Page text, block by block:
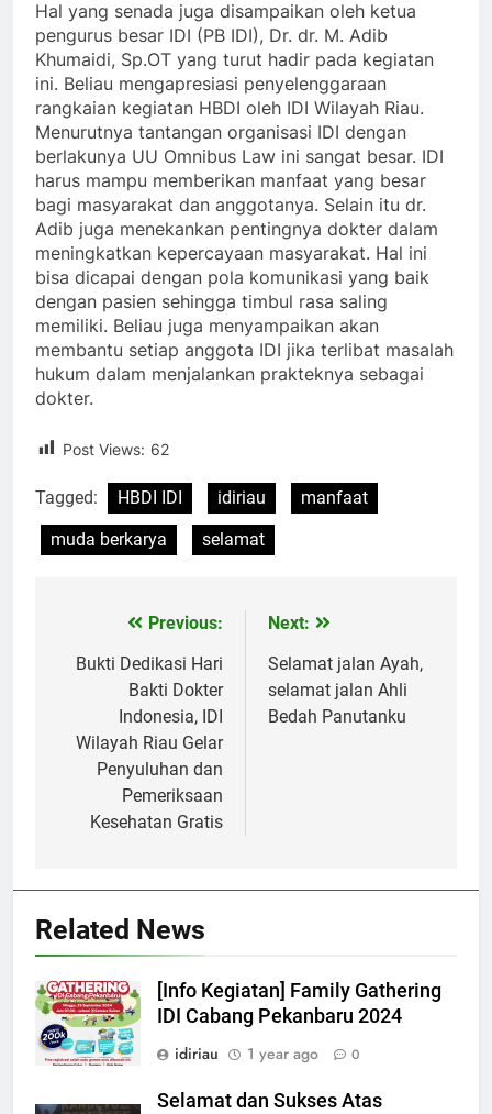
Hal yang senada juga disampaikan oleh ketua
pengurus besar IDI (PB IDI), Dr. dr. M. Adib
Khumaidi, Sp.OT yang turut hadir pada kegiatan
ini. Beliau mengapresiasi penyelenggaraan
rangkaian kegiatan HBDI oleh IDI Wilayah Riau.
Menurutnya tantangan organisasi IDI dengan
berlakunya UU Omnibus Law ini sangat besar. IDI
harus mampu memberikan manfaat yang besar
bagi masyarakat dan anggotanya. Selain itu dr.
Adib juga menekankan pentingnya dokter dalam
meningkatkan kepercayaan masyarakat. Hal ini
bisa dicapai dengan pola komunikasi yang baik
dengan pasien sehingga timbul rasa saling
memiliki. Beliau juga menyampaikan akan
membantu setiap anggota IDI jika terlibat masalah
hukum dalam menjalankan prakteknya sebagai
dokter.
Post Views: 62
Tagged: HBDI IDI idiriau
manfaat
muda berkarya
selamat
navigation
Previous:
Bukti Dedikasi Hari
Bakti Dokter
Indonesia, IDI
Wilayah Riau Gelar
Penyuluhan dan
Pemeriksaan
Kesehatan Gratis
Next:
Selamat jalan Ayah,
selamat jalan Ahli
Bedah Panutanku
Related News
[Info Kegiatan] Family Gathering
IDI Cabang Pekanbaru 2024
idiriau
1 year ago 0
Selamat dan Sukses Atas